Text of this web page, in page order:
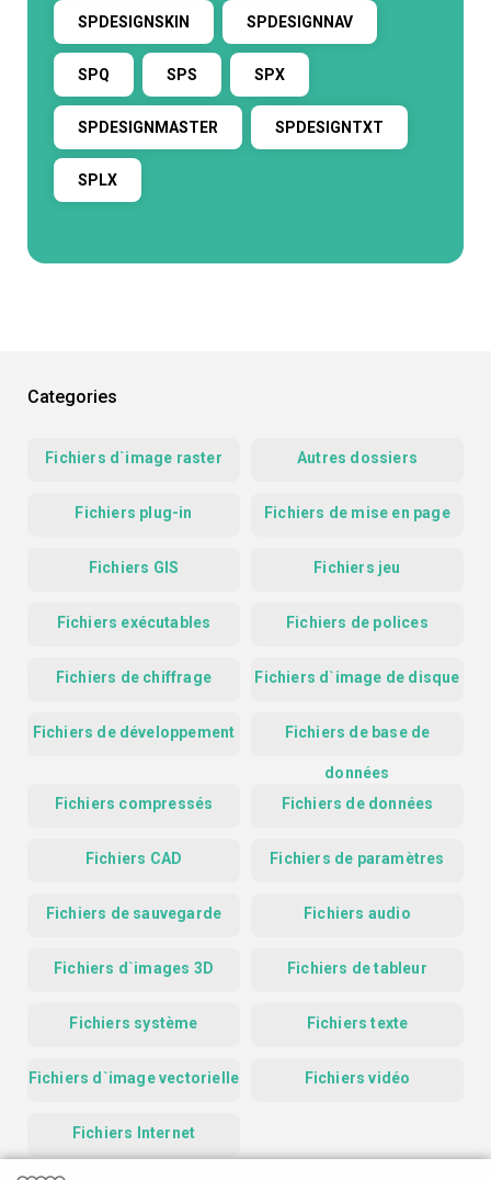
SPDESIGNSKIN SPDESIGNNAV
SPQ SPS SPX
SPDESIGNMASTER SPDESIGNTXT
SPLX
Categories
Fichiers d`image raster Autres dossiers
Fichiers plug-in Fichiers de mise en page
Fichiers GIS Fichiers jeu
Fichiers exécutables Fichiers de polices
Fichiers de chiffrage Fichiers d`image de disque
Fichiers de développement Fichiers de base de
données
Fichiers compressés
Fichiers de données
Fichiers CAD Fichiers de paramètres
Fichiers de sauvegarde Fichiers audio
Fichiers d`images 3D Fichiers de tableur
Fichiers système Fichiers texte
Fichiers d`image vectorielle Fichiers vidéo
Fichiers Internet